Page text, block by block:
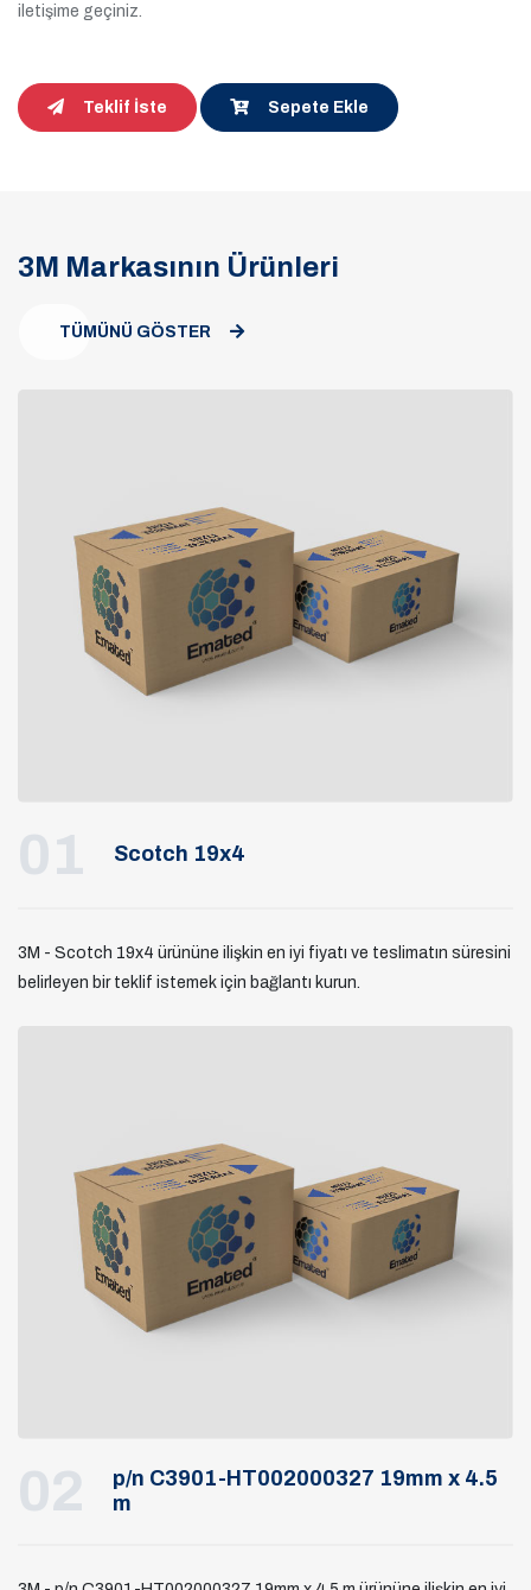
iletişime geçiniz.
Teklif İste Sepete Ekle
3M Markasının Ürünleri
TÜMÜNÜ GÖSTER
01 Scotch 19x4
3M - Scotch 19x4 ürününe ilişkin en iyi fiyatı ve teslimatın süresini
belirleyen bir teklif istemek için bağlantı kurun.
02
p/n C3901-HT002000327 19mm x 4.5
m